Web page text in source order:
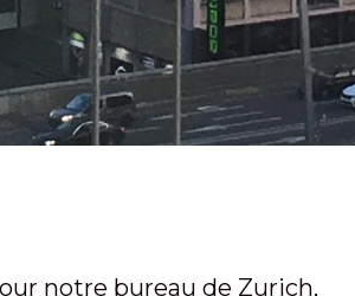
notre bureau de Zurich,